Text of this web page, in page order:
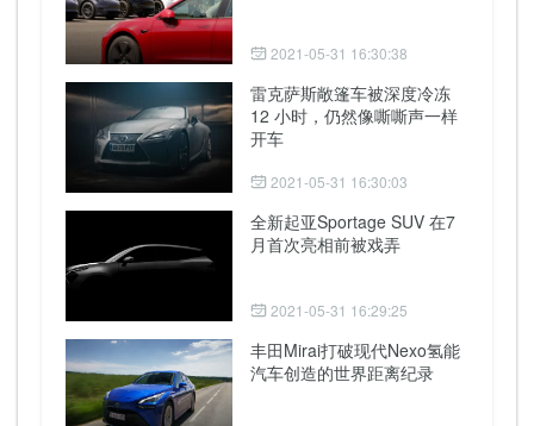
2021-05-31 16:30:38
雷克萨斯敞篷车被深度冷冻
12 小时，仍然像嘶嘶声一样
开车
2021-05-31 16:30:03
全新起亚Sportage SUV 在7
月首次亮相前被戏弄
2021-05-31 16:29:25
丰田Mirai打破现代Nexo氢能
汽车创造的世界距离纪录